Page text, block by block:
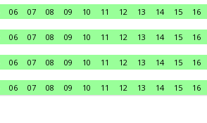
06 07 08 09 10 11 12 13 14 15 16
06 07 08 09 10 11 12 13 14 15 16
06 07 08 09 10 11 12 13 14 15 16
06 07 08 09 10 11 12 13 14 15 16